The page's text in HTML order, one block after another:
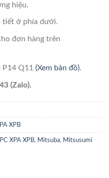
hiệu.
tiết ở phía dưới.
đơn hàng trên
P14 Q11 (Xem bản đồ).
(Zalo).
XPB
XPA XPB, Mitsuba, Mitsusumi